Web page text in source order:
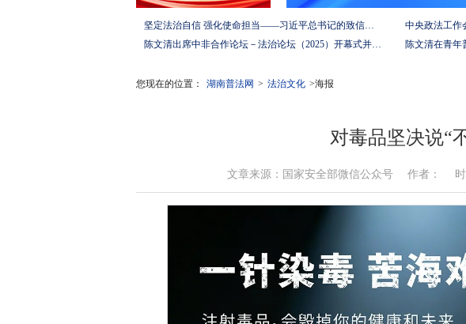
坚定法治自信 强化使命担当——习近平总书记的致信激励法学法律工作者投身全面依法治国伟大实践 中央政法工作
陈文清出席中非合作论坛－法治论坛（2025）开幕式并在湖南调研
您现在的位置： 湖南普法网 > 法治文化 >海报
对毒品坚决说“
文章来源：国家安全部微信公众号 作者： 时